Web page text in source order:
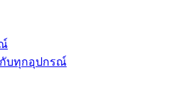
กับทุกอุปกรณ์